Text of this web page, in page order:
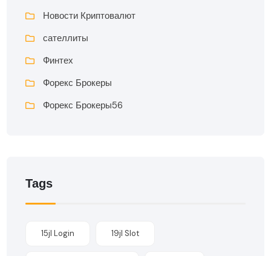
Новости Криптовалют
сателлиты
Финтех
Форекс Брокеры
Форекс Брокеры56
Tags
15jl Login 19jl Slot